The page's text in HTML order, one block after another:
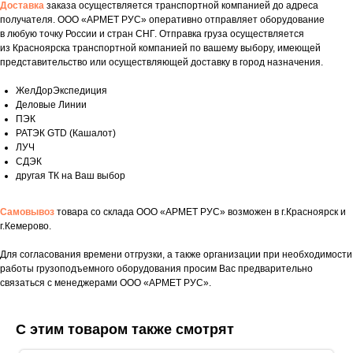
Доставка заказа осуществляется транспортной компанией до адреса
получателя. ООО «АРМЕТ РУС» оперативно отправляет оборудование
в любую точку России и стран СНГ. Отправка груза осуществляется
из Красноярска транспортной компанией по вашему выбору, имеющей
представительство или осуществляющей доставку в город назначения.
ЖелДорЭкспедиция
Деловые Линии
ПЭК
РАТЭК GTD (Кашалот)
ЛУЧ
СДЭК
другая ТК на Ваш выбор
Самовывоз товара со склада ООО «АРМЕТ РУС» возможен в г.Красноярск и
г.Кемерово.
Для согласования времени отгрузки, а также организации при необходимости
работы грузоподъемного оборудования просим Вас предварительно
связаться с менеджерами ООО «АРМЕТ РУС».
С этим товаром также смотрят
Укажите номер телефона и ваше имя.
Мы свяжемся с вами сегодня в рабочее
Если у вас есть документация, которая